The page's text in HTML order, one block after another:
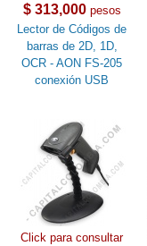
$ 313,000pesos
Lector de Códigos de
barras de 2D, 1D,
OCR - AON FS-205
conexión USB
Click para consultar